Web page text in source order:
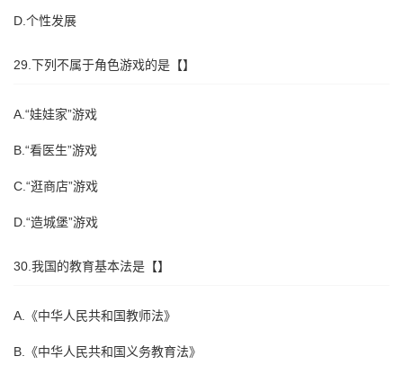
D.个性发展
29.下列不属于角色游戏的是【】
A.“娃娃家”游戏
B.“看医生”游戏
C.“逛商店”游戏
D.“造城堡”游戏
30.我国的教育基本法是【】
A.《中华人民共和国教师法》
B.《中华人民共和国义务教育法》